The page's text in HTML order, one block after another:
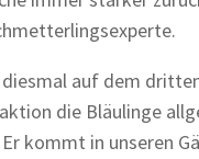
auf dem
die Bläulinge
kommt in unseren